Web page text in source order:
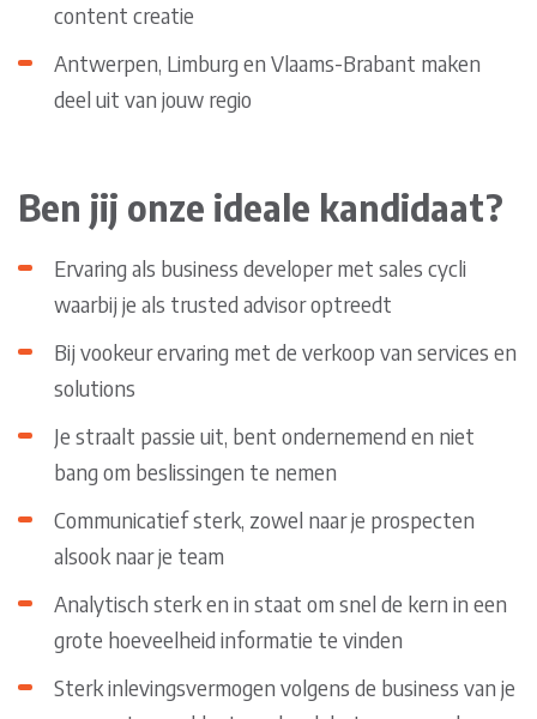
content creatie
Antwerpen, Limburg en Vlaams-Brabant maken
deel uit van jouw regio
Ben jij onze ideale kandidaat?
Ervaring als business developer met sales cycli
waarbij je als trusted advisor optreedt
Bij vookeur ervaring met de verkoop van services en
solutions
Je straalt passie uit, bent ondernemend en niet
bang om beslissingen te nemen
Communicatief sterk, zowel naar je prospecten
alsook naar je team
Analytisch sterk en in staat om snel de kern in een
grote hoeveelheid informatie te vinden
Sterk inlevingsvermogen volgens de business van je